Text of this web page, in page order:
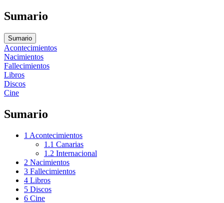
Sumario
Sumario
Acontecimientos
Nacimientos
Fallecimientos
Libros
Discos
Cine
Sumario
1 Acontecimientos
1.1 Canarias
1.2 Internacional
2 Nacimientos
3 Fallecimientos
4 Libros
5 Discos
6 Cine